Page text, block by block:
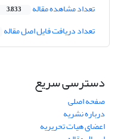
تعداد مشاهده مقاله 3,833
تعداد دریافت فایل اصل مقاله
دسترسی سریع
صفحه اصلی
درباره نشریه
اعضای هیات تحریریه